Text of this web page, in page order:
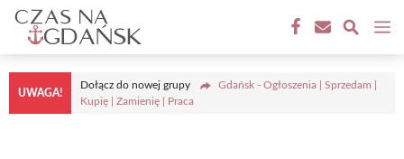
Przejdź
treści
UWAGA!
Dołącz do nowej grupy
Gdańsk - Ogłoszenia | Sprzedam |
Kupię | Zamienię | Praca